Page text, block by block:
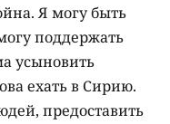
Я могу быть
поддержать
усыновить
ехать в Сирию.
предоставить